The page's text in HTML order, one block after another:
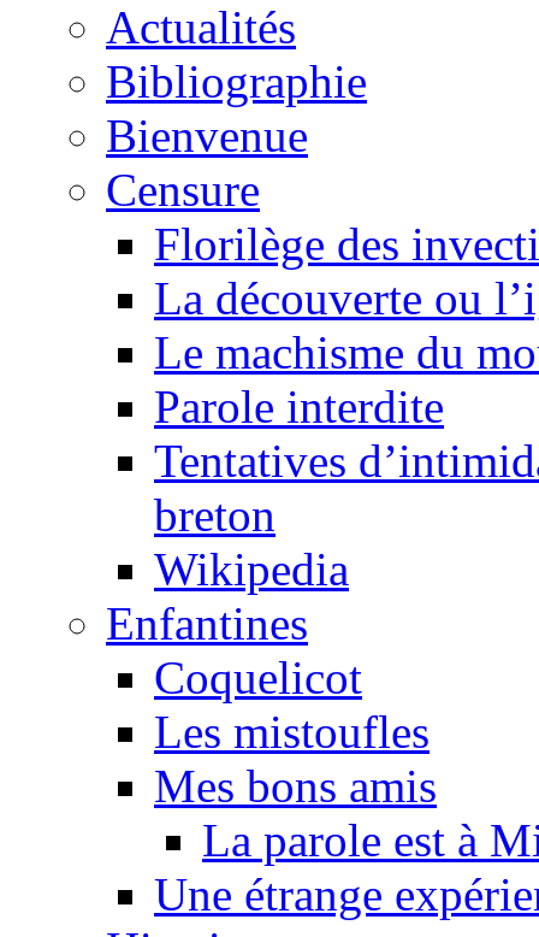
Actualités
Bibliographie
Bienvenue
Censure
Florilège des
La découverte ou
Le machisme du
Parole interdite
Tentatives
breton
Wikipedia
Enfantines
Coquelicot
Les mistoufles
Mes bons amis
La parole est à
Une étrange